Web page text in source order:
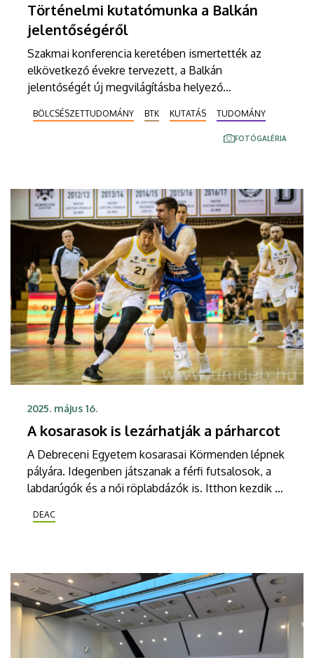
Történelmi kutatómunka a Balkán
jelentőségéről
Szakmai konferencia keretében ismertették az
elkövetkező évekre tervezett, a Balkán
jelentőségét új megvilágításba helyező
tudományos feltárómunkát a Debreceni Egyetem
(DE) Nemzeti Kutatási Kiválóság Program
stratégiája: egyéni források és külpolitikai aktorok
(1878-1918) című projektindító csütörtöki
workshopnak a DE Bölcsészettudományi Kar (BTK)
Történelmi Intézete adott otthont.
BÖLCSÉSZETTUDOMÁNY BTK KUTATÁS TUDOMÁNY
FOTÓGALÉRIA
2025. május 16.
A kosarasok is lezárhatják a párharcot
A Debreceni Egyetem kosarasai Körmenden lépnek
pályára. Idegenben játszanak a férfi futsalosok, a
labdarúgók és a női röplabdázók is. Itthon kezdik az
bronzérmes kézisek is a DESOK-ban szerezhetnek
DEAC